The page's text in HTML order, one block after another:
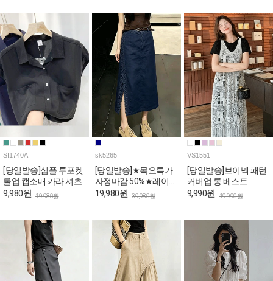
SI1740A
[당일발송]심플 투포켓
롤업 캡소매 카라 셔츠
9,980원 19,980원
sk5265
[당일발송]★목요특가
자정마감 50%★레이스
사이드 슬릿 A라인 스
19,980원 39,980원
VS1551
[당일발송]브이넥 패턴
커버업 롱 베스트
9,990원 19,990원